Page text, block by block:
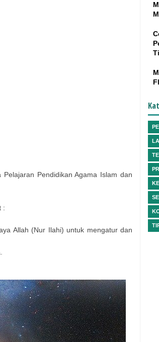
Pendidikan Agama Islam dan
:
Allah (Nur Ilahi) untuk mengatur dan